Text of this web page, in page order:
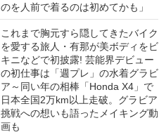
のを人前で着るのは初めてかも」
これまで胸元すら隠してきたバイク
を愛する旅人・有那が美ボディをビ
キニなどで初披露! 芸能界デビュー
の初仕事は「週プレ」の水着グラビ
ア～同い年の相棒「Honda X4」で
日本全国2万km以上走破。グラビア
挑戦への想いも語ったメイキング動
画も